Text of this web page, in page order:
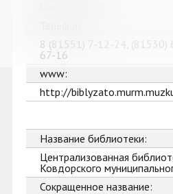
8 (81551) 7-12-24, (81530)
67-16
www:
http://
Название библиотеки:
Централизованная
Ковдорского
Сокращенное название: